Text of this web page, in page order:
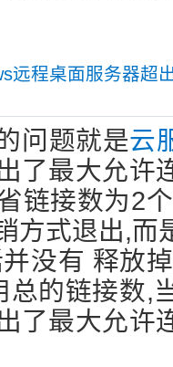
远程桌面服务器超
题就是云
了最大允许
链接数为2
方式退出,而
没有 释放
总的链接数,
了最大允许